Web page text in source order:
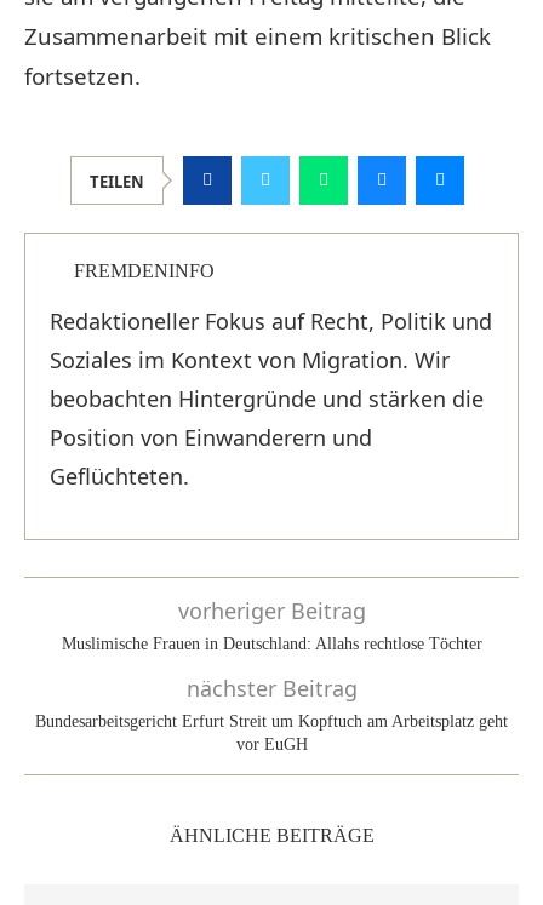
Zusammenarbeit mit einem kritischen Blick
fortsetzen.
TEILEN
FREMDENINFO
Redaktioneller Fokus auf Recht, Politik und
Soziales im Kontext von Migration. Wir
beobachten Hintergründe und stärken die
Position von Einwanderern und
Geflüchteten.
vorheriger Beitrag
Muslimische Frauen in Deutschland: Allahs rechtlose Töchter
nächster Beitrag
Bundesarbeitsgericht Erfurt Streit um Kopftuch am Arbeitsplatz geht
vor EuGH
ÄHNLICHE BEITRÄGE